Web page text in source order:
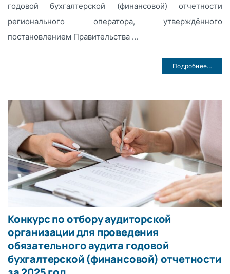
годовой бухгалтерской (финансовой) отчетности
регионального оператора, утверждённого
постановлением Правительства ...
Подробнее…
Конкурс по отбору аудиторской
организации для проведения
обязательного аудита годовой
бухгалтерской (финансовой) отчетности